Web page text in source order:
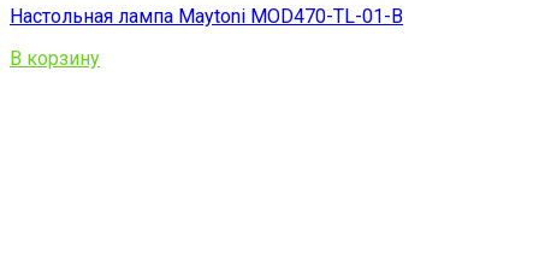
Настольная лампа Maytoni MOD470-TL-01-B
В корзину